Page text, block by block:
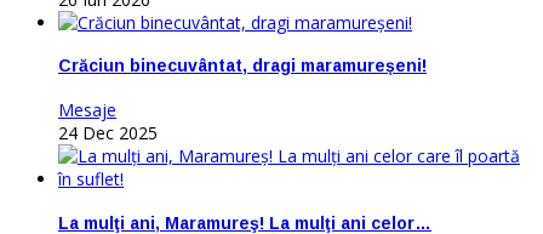
Crăciun binecuvântat, dragi maramureșeni!
Mesaje
24 Dec 2025
La mulţi ani, Maramureş! La mulţi ani celor…